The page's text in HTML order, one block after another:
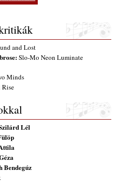
and Lost
Slo-Mo Neon Luminate
Minds
Lél
Bendegúz